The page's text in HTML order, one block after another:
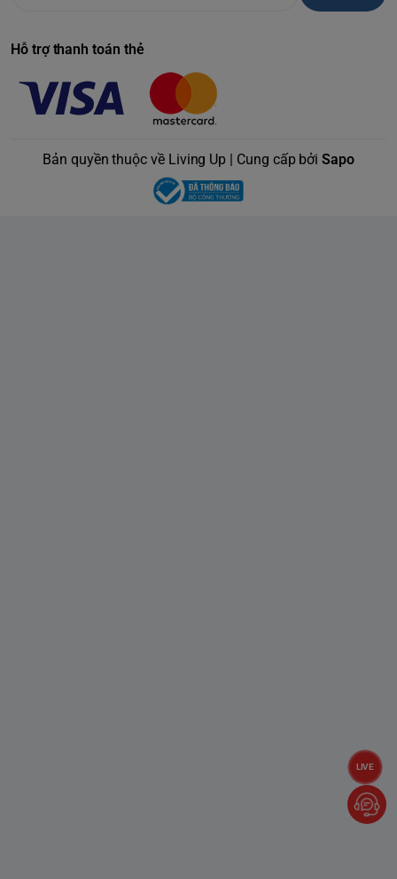
Hỗ trợ thanh toán thẻ
Bản quyền thuộc về Living Up | Cung cấp bởiSapo
LIVE